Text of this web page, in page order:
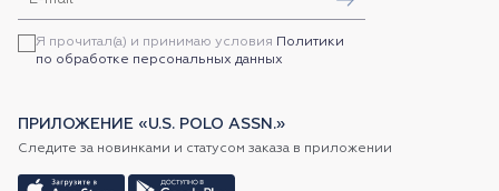
Я прочитал(а) и принимаю условия Политики
по обработке персональных данных
ПРИЛОЖЕНИЕ «U.S. POLO ASSN.»
Следите за новинками и статусом заказа в приложении